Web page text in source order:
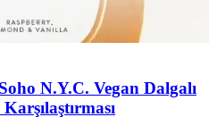
N.Y.C. Vegan Dalgalı